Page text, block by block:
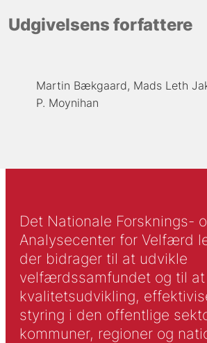
Udgivelsens forfattere
Martin Bækgaard Mads Leth
P. Moynihan
Det Nationale Forsknings-
Analysecenter for Velfærd
der bidrager til at udvikle
velfærdssamfundet og til
kvalitetsudvikling,
styring i den offentlige
kommuner, regioner og